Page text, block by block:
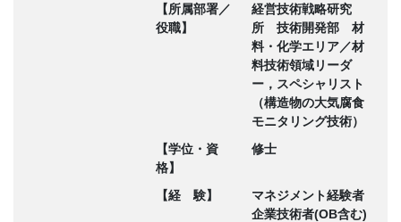
【所属部署／
役職】
経営技術戦略研究
所 技術開発部 材
料・化学エリア／材
料技術領域リーダ
ー，スペシャリスト
（構造物の大気腐食
モニタリング技術）
【学位・資
格】
修士
【経 験】
マネジメント経験者
企業技術者(OB含む)